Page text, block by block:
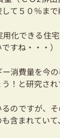
て５０％まで
化できる住宅
すね・・・）
消費量を今
！と研究され
のですが、
含まれていて、